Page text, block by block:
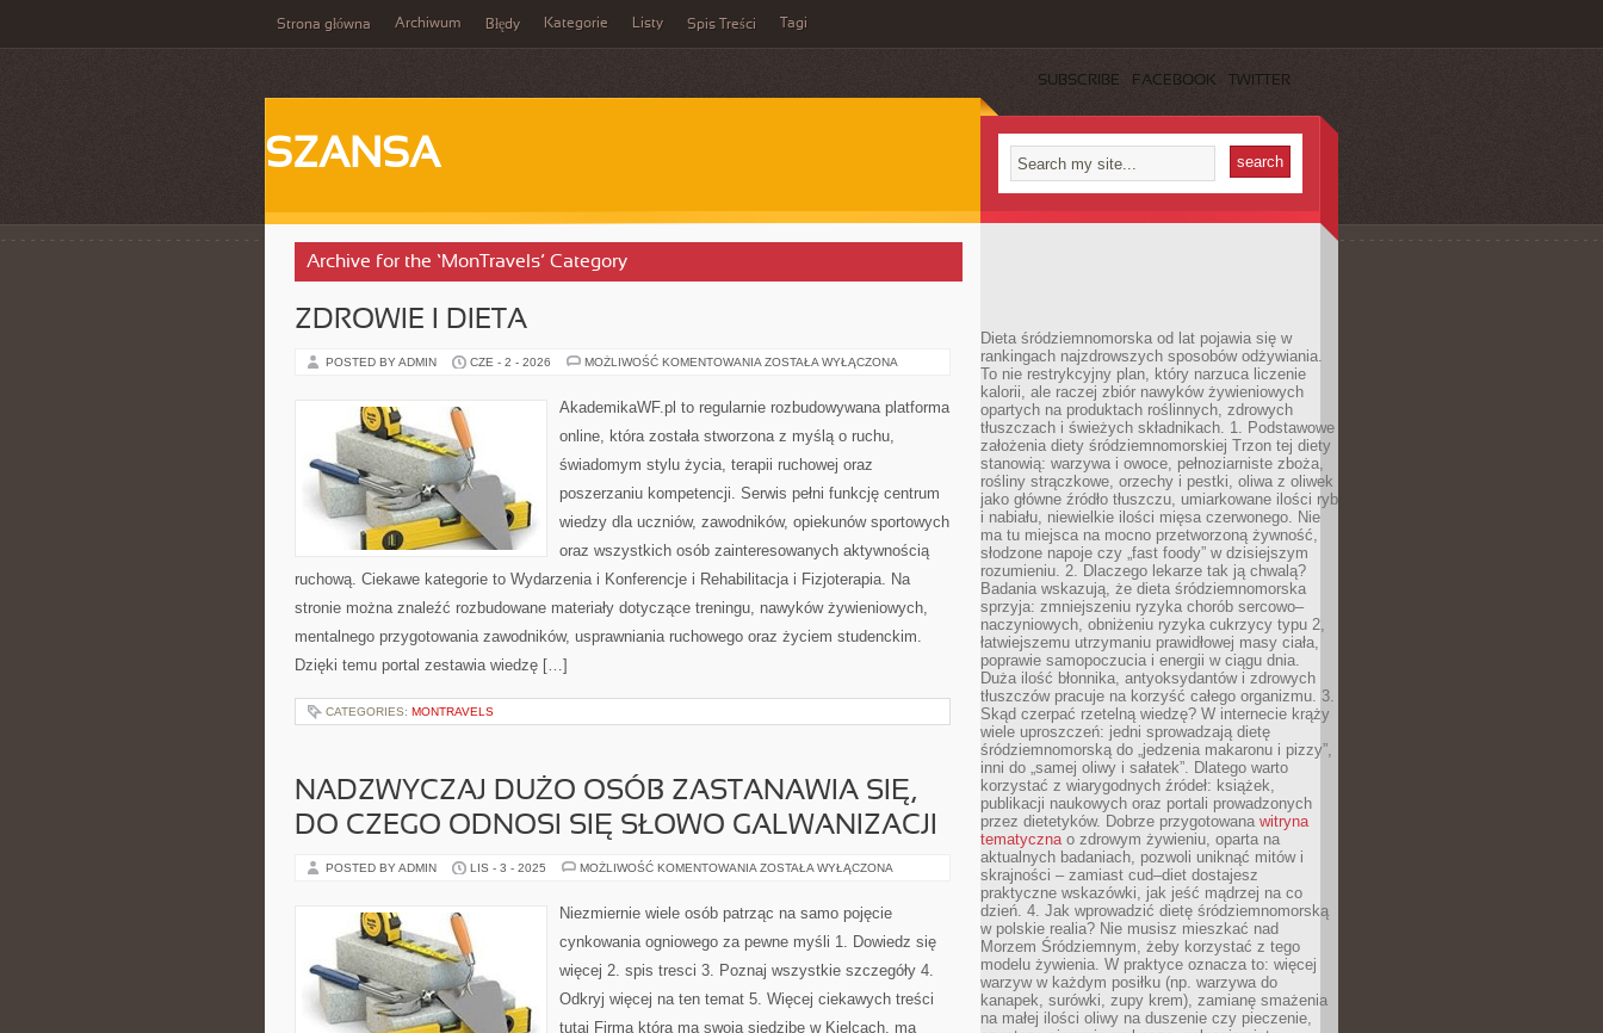
Strona główna Archiwum Błędy Kategorie Listy Spis Treści Tagi
SUBSCRIBE FACEBOOK TWITTER
SZANSA
Archive for the ‘MonTravels’ Category
ZDROWIE I DIETA
POSTED BY ADMIN CZE - 2 - 2026 MOŻLIWOŚĆ KOMENTOWANIA ZDROWIE
ZOSTAŁA WYŁĄCZONA
AkademikaWF.pl to regularnie rozbudowywana platforma
online, która została stworzona z myślą o ruchu,
świadomym stylu życia, terapii ruchowej oraz
poszerzaniu kompetencji. Serwis pełni funkcję centrum
wiedzy dla uczniów, zawodników, opiekunów sportowych
oraz wszystkich osób zainteresowanych aktywnością
ruchową. Ciekawe kategorie to Wydarzenia i Konferencje i Rehabilitacja i Fizjoterapia. Na
stronie można znaleźć rozbudowane materiały dotyczące treningu, nawyków żywieniowych,
mentalnego przygotowania zawodników, usprawniania ruchowego oraz życiem studenckim.
Dzięki temu portal zestawia wiedzę […]
CATEGORIES: MONTRAVELS
NADZWYCZAJ DUŻO OSÓB ZASTANAWIA SIĘ,
DO CZEGO ODNOSI SIĘ SŁOWO GALWANIZACJI
POSTED BY ADMIN LIS - 3 - 2025 MOŻLIWOŚĆ KOMENTOWANIA NADZWYCZAJ
SIĘ,
CZEGO
SIĘ
GALWANIZACJI
ZOSTAŁA WYŁĄCZONA
Niezmiernie wiele osób patrząc na samo pojęcie
cynkowania ogniowego za pewne myśli 1. Dowiedz się
więcej 2. spis tresci 3. Poznaj wszystkie szczegóły 4.
Odkryj więcej na ten temat 5. Więcej ciekawych treści
tutaj Firma która ma swoją siedzibę w Kielcach, ma
Dieta śródziemnomorska od lat pojawia się w
rankingach najzdrowszych sposobów odżywiania.
To nie restrykcyjny plan, który narzuca liczenie
kalorii, ale raczej zbiór nawyków żywieniowych
opartych na produktach roślinnych, zdrowych
tłuszczach i świeżych składnikach. 1. Podstawowe
założenia diety śródziemnomorskiej Trzon tej diety
stanowią: warzywa i owoce, pełnoziarniste zboża,
rośliny strączkowe, orzechy i pestki, oliwa z oliwek
jako główne źródło tłuszczu, umiarkowane ilości ryb
i nabiału, niewielkie ilości mięsa czerwonego. Nie
ma tu miejsca na mocno przetworzoną żywność,
słodzone napoje czy „fast foody” w dzisiejszym
rozumieniu. 2. Dlaczego lekarze tak ją chwalą?
Badania wskazują, że dieta śródziemnomorska
sprzyja: zmniejszeniu ryzyka chorób sercowo–
naczyniowych, obniżeniu ryzyka cukrzycy typu 2,
łatwiejszemu utrzymaniu prawidłowej masy ciała,
poprawie samopoczucia i energii w ciągu dnia.
Duża ilość błonnika, antyoksydantów i zdrowych
tłuszczów pracuje na korzyść całego organizmu. 3.
Skąd czerpać rzetelną wiedzę? W internecie krąży
wiele uproszczeń: jedni sprowadzają dietę
śródziemnomorską do „jedzenia makaronu i pizzy”,
inni do „samej oliwy i sałatek”. Dlatego warto
korzystać z wiarygodnych źródeł: książek,
publikacji naukowych oraz portali prowadzonych
przez dietetyków. Dobrze przygotowana witryna
tematycznao zdrowym żywieniu, oparta na
aktualnych badaniach, pozwoli uniknąć mitów i
skrajności – zamiast cud–diet dostajesz
praktyczne wskazówki, jak jeść mądrzej na co
dzień. 4. Jak wprowadzić dietę śródziemnomorską
w polskie realia? Nie musisz mieszkać nad
Morzem Śródziemnym, żeby korzystać z tego
modelu żywienia. W praktyce oznacza to: więcej
warzyw w każdym posiłku (np. warzywa do
kanapek, surówki, zupy krem), zamianę smażenia
na małej ilości oliwy na duszenie czy pieczenie,